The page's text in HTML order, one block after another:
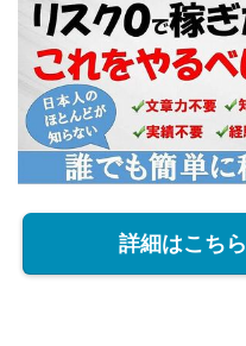
詳細はこちら